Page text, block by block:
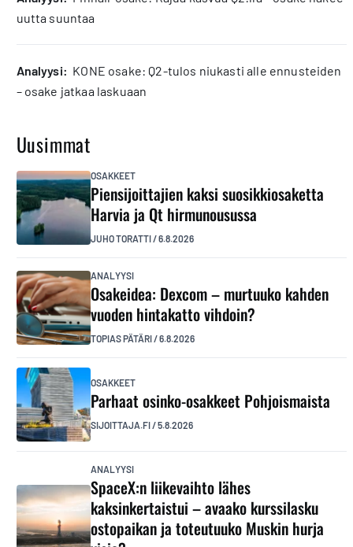
uutta suuntaa
analyysi: KONE osake: Q2-tulos niukasti alle ennusteiden
– osake jatkaa laskuaan
Uusimmat
OSAKKEET
Piensijoittajien kaksi suosikkiosaketta
Harvia ja Qt hirmunousussa
JUHO TORATTI/6.8.2026
ANALYYSI
Osakeidea: Dexcom – murtuuko kahden
vuoden hintakatto vihdoin?
TOPIAS PÄTÄRI/6.8.2026
OSAKKEET
Parhaat osinko-osakkeet Pohjoismaista
SIJOITTAJA.FI/5.8.2026
ANALYYSI
SpaceX:n liikevaihto lähes
kaksinkertaistui – avaako kurssilasku
ostopaikan ja toteutuuko Muskin hurja